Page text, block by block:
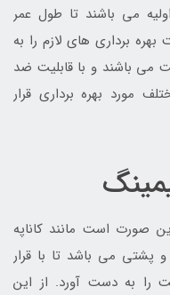
می باشند تا طول عمر
بهره برداری های لازم را به
می باشند و با قابلیت ضد
مورد بهره برداری قرار
صورت است مانند کاناپه
پشتی می باشد تا با قرار
را به دست آورد. از این